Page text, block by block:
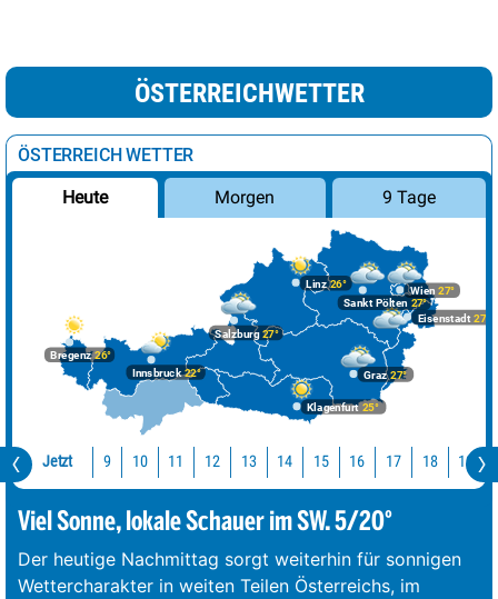
ÖSTERREICHWETTER
ÖSTERREICH WETTER
Heute Morgen 9 Tage
Bregenz26°
Graz27°
Innsbruck22°
Klagenfurt 25°
Linz26°
Salzburg27°
Wien 27°
Eisenstadt 27°
Sankt Pölten 27°
Jetzt 9 10 11 12 13 14 15 16 17 18 19
Viel Sonne, lokale Schauer im SW. 5/20°
Der heutige Nachmittag sorgt weiterhin für sonnigen
Wettercharakter in weiten Teilen Österreichs, im